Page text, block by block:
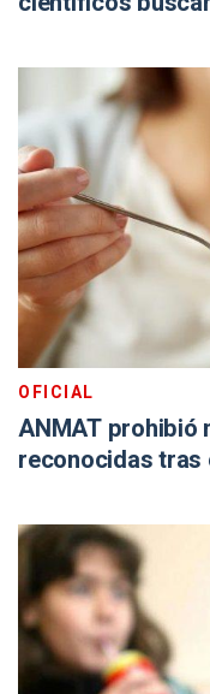
OFICIAL
ANMAT prohibió
reconocidas